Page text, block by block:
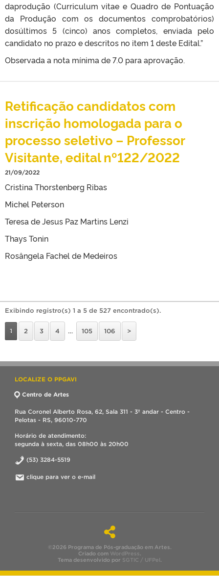
daprodução (Curriculum vitae e Quadro de Pontuação
da Produção com os documentos comprobatórios)
dosúltimos 5 (cinco) anos completos, enviada pelo
candidato no prazo e descritos no item 1 deste Edital.”
Observada a nota mínima de 7.0 para aprovação.
Retificação candidatos com
inscrição homologada para o
processo seletivo – Professor
Visitante, edital nº122/2022
21/09/2022
Cristina Thorstenberg Ribas
Michel Peterson
Teresa de Jesus Paz Martins Lenzi
Thays Tonin
Rosângela Fachel de Medeiros
Exibindo registro(s) 1 a 5 de 527 encontrado(s).
1 2 3 4 … 105 106 >
LOCALIZE O PPGAVI
Centro de Artes
Rua Coronel Alberto Rosa, 62, Sala 311 - 3º andar - Centro -
Pelotas - RS, 96010-770
Horário de atendimento:
segunda à sexta, das 08h00 às 20h00
(53) 3284-5519
clique para ver o e-mail
©2026 Programa de Pós-graduação em Artes.
Criado com WordPress.
Tema desenvolvido por SGTIC / UFPel .